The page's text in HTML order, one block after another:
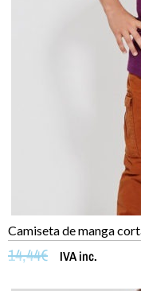
Camiseta de manga
14,44€ IVA inc.